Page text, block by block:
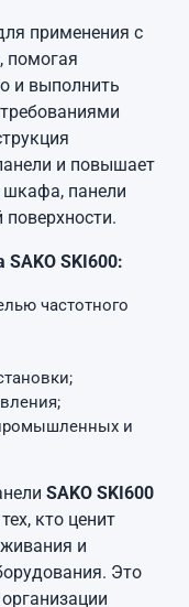
применения с
, помогая
и выполнить
и повышает
шкафа, панели
SKI600:
частотного
и
SAKO SKI600
кто ценит
и
Это